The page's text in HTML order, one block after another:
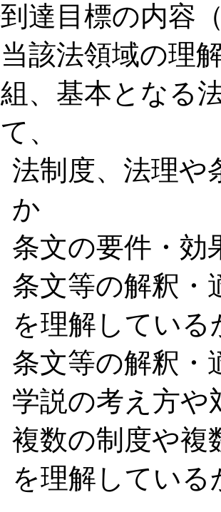
到達目標の内容
当該法領域の理
組、基本となる
て、
法制度、法理や
か
条文の要件・効
条文等の解釈・
を理解している
条文等の解釈・
学説の考え方や
複数の制度や複
を理解している